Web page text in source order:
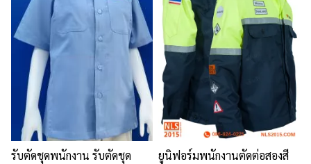
รับตัดชุดพนักงาน รับตัดชุด
ยูนิฟอร์มพนักงานตัดต่อสองสี